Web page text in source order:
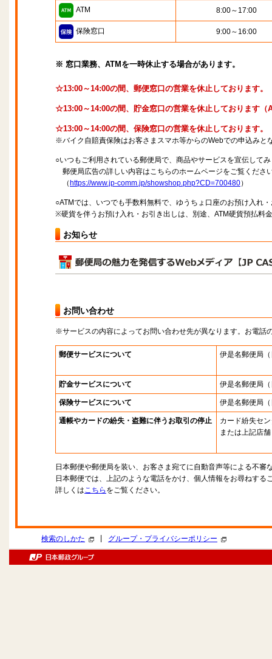
ATM 8:00～17:00
保険窓口 9:00～16:00
※ 窓口業務、ATMを一時休止する場合があります。
☆13:00～14:00の間、郵便窓口の営業を休止しております。
☆13:00～14:00の間、貯金窓口の営業を休止しております（
☆13:00～14:00の間、保険窓口の営業を休止しております。
※バイク自賠責保険はお客さまスマホ等からのWebでの申込みと
○いつもご利用されている郵便局で、商品やサービスを宣伝して
郵便局広告の詳しい内容はこちらのホームページをご覧くださ
（ https://www.jp-comm.jp/showshop.php?CD=700480）
○ATMでは、いつでも手数料無料で、ゆうちょ口座のお預け入れ
※硬貨を伴うお預け入れ・お引き出しは、別途、ATM硬貨預払料
お知らせ
お問い合わせ
※サービスの内容によってお問い合わせ先が異なります。お電話
郵便サービスについて 伊是名郵便局
貯金サービスについて 伊是名郵便局
保険サービスについて 伊是名郵便局
通帳やカードの紛失・盗難に伴うお取引の停止
カード紛失セ
または上記店舗
日本郵便や郵便局を装い、お客さま宛てに自動音声等による不審
日本郵便では、上記のような電話をかけ、個人情報をお尋ねする
詳しくはこちら をご覧ください。
検索のしかた グループ・プライバシーポリシー